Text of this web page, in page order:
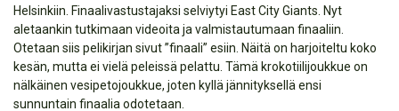
Helsinkiin. Finaalivastustajaksi selviytyi East City Giants. Nyt
aletaankin tutkimaan videoita ja valmistautumaan finaaliin.
Otetaan siis pelikirjan sivut ”finaali” esiin. Näitä on harjoiteltu koko
kesän, mutta ei vielä peleissä pelattu. Tämä krokotiilijoukkue on
nälkäinen vesipetojoukkue, joten kyllä jännityksellä ensi
sunnuntain finaalia odotetaan.